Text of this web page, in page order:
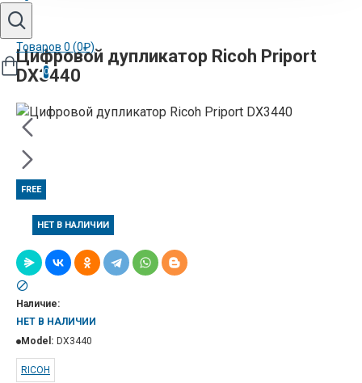
Товаров 0 (0₽)
0
Цифровой дупликатор Ricoh Priport
DX3440
FREE
НЕТ В НАЛИЧИИ
Наличие:
НЕТ В НАЛИЧИИ
Model: DX3440
RICOH